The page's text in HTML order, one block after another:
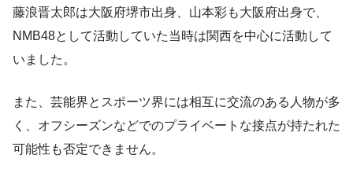
藤浪晋太郎は大阪府堺市出身、山本彩も大阪府出身で、
NMB48として活動していた当時は関西を中心に活動して
いました。
また、芸能界とスポーツ界には相互に交流のある人物が多
く、オフシーズンなどでのプライベートな接点が持たれた
可能性も否定できません。